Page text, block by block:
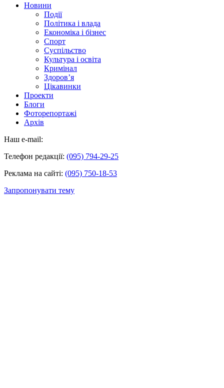
Новини
Події
Політика і влада
Економіка і бізнес
Спорт
Суспільство
Культура і освіта
Кримінал
Здоров’я
Цікавинки
Проекти
Блоги
Фоторепортажі
Архів
Наш e-mail:
Телефон редакції: (095) 794-29-25
Реклама на сайті: (095) 750-18-53
Запропонувати тему